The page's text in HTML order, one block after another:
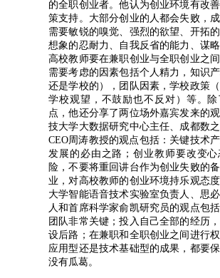
的全职创业者。他认为创业环境有改
策支持。大部分创业的人都会失败，
需要敏锐的嗅觉、强烈的欲望、开拓
想象的忍耐力、自我反省的能力、谋略
高校教师要在兼职创业与全职创业之间
需要考虑的因素包括个人精力，知识
还是学校的），团队因素，学校政策（
学校观望，不鼓励也不反对）等。
点，他还分享了两位场外嘉宾发来的
技大学大数据研究中心主任、成都数
CEO周涛教授的观点包括：关键技术
发展的必由之路；创业教师要改变
险，不要将重回讲台作为创业失败的
业，对高校教师的创业环境持乐观态
大学智能语音技术实验室负责人、思
人和首席科学家俞凯研究员的观点包
团队非常关键；投入自己全部的经历
设后路；在兼职和全职创业之间进行
应用型还是技术基础型的成果，都要
没有瓜葛。